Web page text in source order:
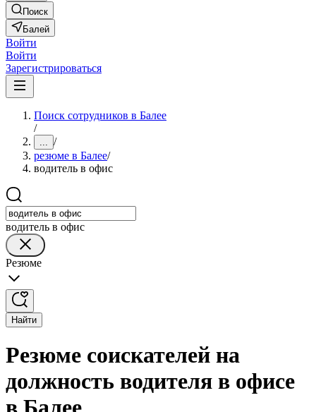
Поиск
Балей
Войти
Войти
Зарегистрироваться
Поиск сотрудников в Балее
/
... /
резюме в Балее/
водитель в офис
водитель в офис
Резюме
Найти
Резюме соискателей на
должность водителя в офисе